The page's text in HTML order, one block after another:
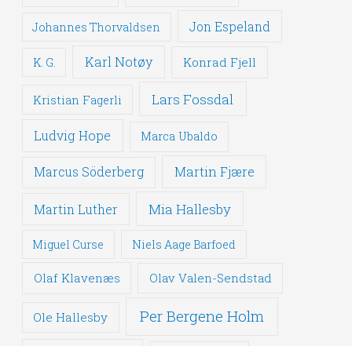
Johannes Thorvaldsen Jon Espeland
K. G. Karl Notøy Konrad Fjell
Kristian Fagerli Lars Fossdal
Ludvig Hope Marca Ubaldo
Marcus Söderberg Martin Fjære
Martin Luther Mia Hallesby
Miguel Curse Niels Aage Barfoed
Olaf Klavenæs Olav Valen-Sendstad
Ole Hallesby Per Bergene Holm